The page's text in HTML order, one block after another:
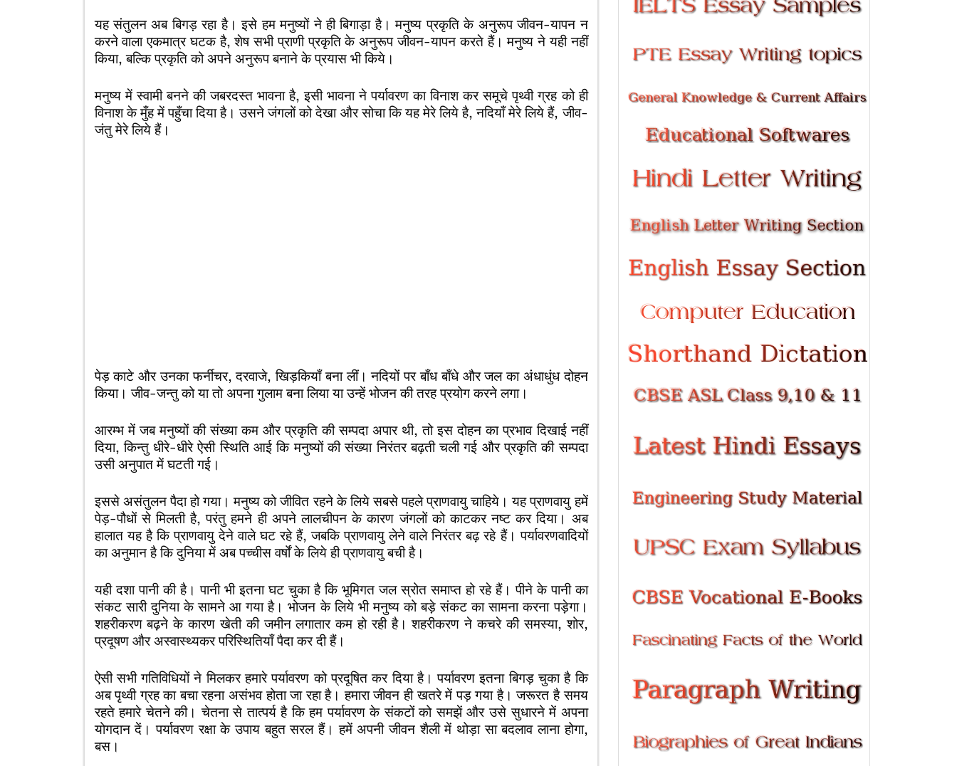
यह संतुलन अब बिगड़ रहा है। इसे हम मनुष्यों ने ही बिगाड़ा है। मनुष्य प्रकृति के अनुरूप जीवन-यापन न
करने वाला एकमात्र घटक है, शेष सभी प्राणी प्रकृति के अनुरूप जीवन-यापन करते हैं। मनुष्य ने यही नहीं
किया, बल्कि प्रकृति को अपने अनुरूप बनाने के प्रयास भी किये।
मनुष्य में स्वामी बनने की जबरदस्त भावना है, इसी भावना ने पर्यावरण का विनाश कर समूचे पृथ्वी ग्रह को ही
विनाश के मुँह में पहुँचा दिया है। उसने जंगलों को देखा और सोचा कि यह मेरे लिये है, नदियाँ मेरे लिये हैं, जीव-
जंतु मेरे लिये हैं।
पेड़ काटे और उनका फर्नीचर, दरवाजे, खिड़कियाँ बना लीं। नदियों पर बाँध बाँधे और जल का अंधाधुंध दोहन
किया। जीव-जन्तु को या तो अपना गुलाम बना लिया या उन्हें भोजन की तरह प्रयोग करने लगा।
आरम्भ में जब मनुष्यों की संख्या कम और प्रकृति की सम्पदा अपार थी, तो इस दोहन का प्रभाव दिखाई नहीं
दिया, किन्तु धीरे-धीरे ऐसी स्थिति आई कि मनुष्यों की संख्या निरंतर बढ़ती चली गई और प्रकृति की सम्पदा
उसी अनुपात में घटती गई।
इससे असंतुलन पैदा हो गया। मनुष्य को जीवित रहने के लिये सबसे पहले प्राणवायु चाहिये। यह प्राणवायु हमें
पेड़-पौधों से मिलती है, परंतु हमने ही अपने लालचीपन के कारण जंगलों को काटकर नष्ट कर दिया। अब
हालात यह है कि प्राणवायु देने वाले घट रहे हैं, जबकि प्राणवायु लेने वाले निरंतर बढ़ रहे हैं। पर्यावरणवादियों
का अनुमान है कि दुनिया में अब पच्चीस वर्षों के लिये ही प्राणवायु बची है।
यही दशा पानी की है। पानी भी इतना घट चुका है कि भूमिगत जल स्रोत समाप्त हो रहे हैं। पीने के पानी का
संकट सारी दुनिया के सामने आ गया है। भोजन के लिये भी मनुष्य को बड़े संकट का सामना करना पड़ेगा।
शहरीकरण बढ़ने के कारण खेती की जमीन लगातार कम हो रही है। शहरीकरण ने कचरे की समस्या, शोर,
प्रदूषण और अस्वास्थ्यकर परिस्थितियाँ पैदा कर दी हैं।
ऐसी सभी गतिविधियों ने मिलकर हमारे पर्यावरण को प्रदूषित कर दिया है। पर्यावरण इतना बिगड़ चुका है कि
अब पृथ्वी ग्रह का बचा रहना असंभव होता जा रहा है। हमारा जीवन ही खतरे में पड़ गया है। जरूरत है समय
रहते हमारे चेतने की। चेतना से तात्पर्य है कि हम पर्यावरण के संकटों को समझें और उसे सुधारने में अपना
योगदान दें। पर्यावरण रक्षा के उपाय बहुत सरल हैं। हमें अपनी जीवन शैली में थोड़ा सा बदलाव लाना होगा,
बस।